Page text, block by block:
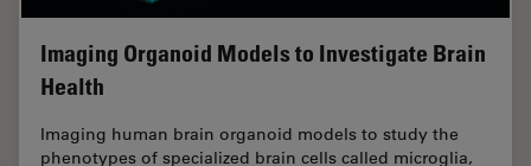
Imaging Organoid Models to Investigate Brain
Health
Imaging human brain organoid models to study the
phenotypes of specialized brain cells called microglia,